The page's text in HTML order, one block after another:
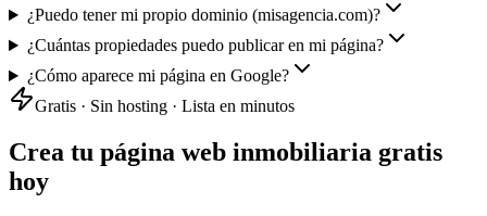
¿Puedo tener mi propio dominio (misagencia.com)?
¿Cuántas propiedades puedo publicar en mi página?
¿Cómo aparece mi página en Google?
Gratis · Sin hosting · Lista en minutos
Crea tu página web inmobiliaria gratis
hoy